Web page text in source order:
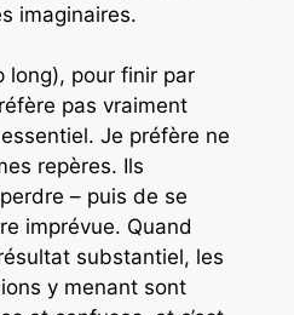
imaginaires.
long), pour finir par
pas vraiment
Je préfère ne
repères. Ils
– puis de se
imprévue. Quand
substantiel, les
y menant sont